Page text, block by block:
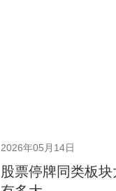
2026年05月14日
股票停牌同类板